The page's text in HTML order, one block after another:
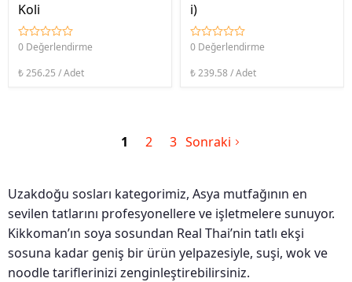
Koli
0 Değerlendirme
₺ 256.25 / Adet
i)
0 Değerlendirme
₺ 239.58 / Adet
1 2 3 Sonraki
Uzakdoğu sosları kategorimiz, Asya mutfağının en
sevilen tatlarını profesyonellere ve işletmelere sunuyor.
Kikkoman’ın soya sosundan Real Thai’nin tatlı ekşi
sosuna kadar geniş bir ürün yelpazesiyle, suşi, wok ve
noodle tariflerinizi zenginleştirebilirsiniz.